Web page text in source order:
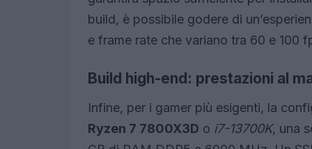
build, è possibile godere di
e frame rate che variano tra 60 e 100
Build high-end: prestazioni al
Infine, per i gamer più esigenti, la
Ryzen 7 7800X3D o i7-13700K, una